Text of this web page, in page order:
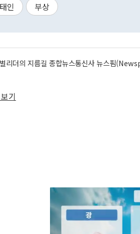
인 부상
리더의 지름길 종합뉴스통신사 뉴스핌
기